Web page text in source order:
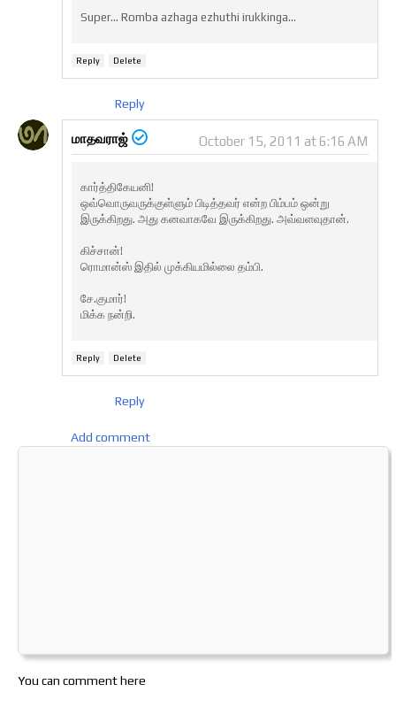
Super... Romba azhaga ezhuthi irukkinga...
Reply Delete
Reply
மாதவராஜ் October 15, 2011 at 6:16 AM
கார்த்திகேயனி!
ஒவ்வொருவருக்குள்ளும் பிடித்தவர் என்ற பிம்பம் ஒன்று
இருக்கிறது. அது கனவாகவே இருக்கிறது. அவ்வளவுதான்.
கிச்சான்!
ரொமான்ஸ் இதில் முக்கியமில்லை தம்பி.
சே.குமார்!
மிக்க நன்றி.
Reply Delete
Reply
Add comment
You can comment here